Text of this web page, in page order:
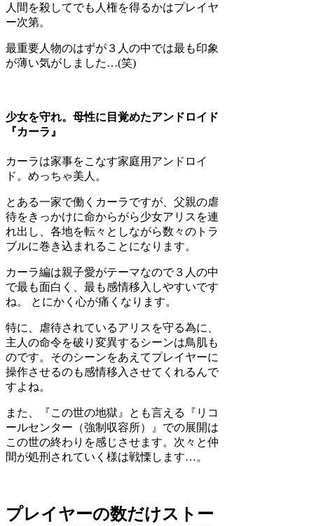
人間を殺してでも人権を得るかはプレイヤ
ー次第。
最重要人物のはずが３人の中では最も印象
が薄い気がしました…(笑)
少女を守れ。母性に目覚めたアンドロイド
『カーラ』
カーラは家事をこなす家庭用アンドロイ
ド。めっちゃ美人。
とある一家で働くカーラですが、父親の虐
待をきっかけに命からがら少女アリスを連
れ出し、各地を転々としながら数々のトラ
ブルに巻き込まれることになります。
カーラ編は親子愛がテーマなので３人の中
で最も面白く、最も感情移入しやすいです
ね。 とにかく心が痛くなります。
特に、虐待されているアリスを守る為に、
主人の命令を破り変異するシーンは鳥肌も
のです。そのシーンをあえてプレイヤーに
操作させるのも感情移入させてくれるんで
すよね。
また、『この世の地獄』とも言える『リコ
ールセンター（強制収容所）』での展開は
この世の終わりを感じさせます。次々と仲
間が処刑されていく様は戦慄します…。
プレイヤーの数だけストー